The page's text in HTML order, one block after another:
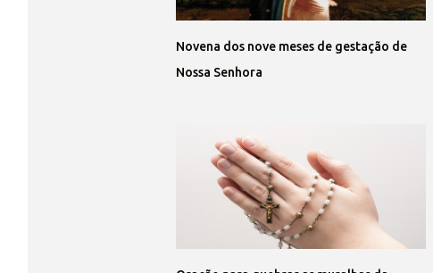
Novena dos nove meses de gestação de
Nossa Senhora